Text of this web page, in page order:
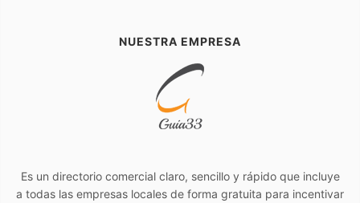
NUESTRA EMPRESA
Es un directorio comercial claro, sencillo y rápido que incluye
a todas las empresas locales de forma gratuita para incentivar